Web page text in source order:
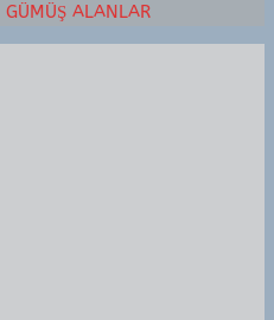
ALANLAR